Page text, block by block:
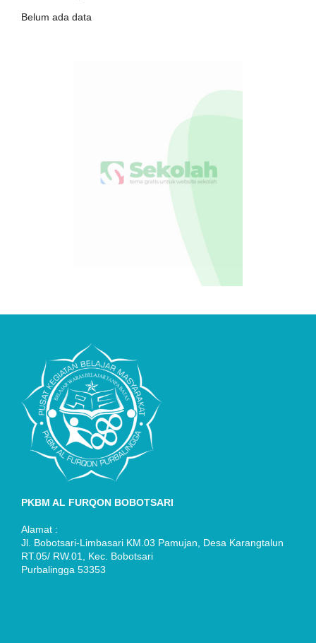
Belum ada data
PKBM AL FURQON BOBOTSARI
Alamat :
Jl. Bobotsari-Limbasari KM.03 Pamujan, Desa Karangtalun
RT.05/ RW.01, Kec. Bobotsari
Purbalingga 53353